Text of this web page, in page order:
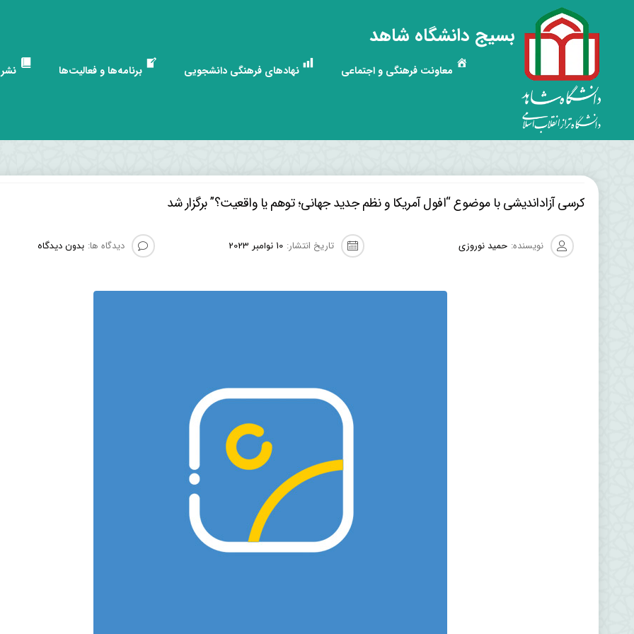
بسیج دانشگاه شاهد
معاونت فرهنگی و اجتماعی نهادهای فرهنگی دانشجویی برنامه‌ها و فعالیت‌ها
کرسی آزاداندیشی با موضوع “افول آمریکا و نظم جدید جهانی؛ توهم یا واقعیت؟” برگزار شد
نویسنده: حمید نوروزی تاریخ انتشار: 10 نوامبر 2023 دیدگاه ها: بدون دیدگاه